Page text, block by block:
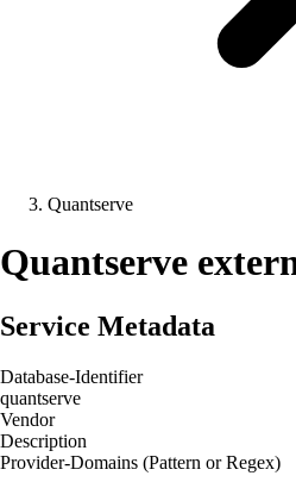
Quantserve
Quantserve
Service Metadata
Database-Identifier
quantserve
Vendor
Description
Provider-Domains (Pattern or Regex)